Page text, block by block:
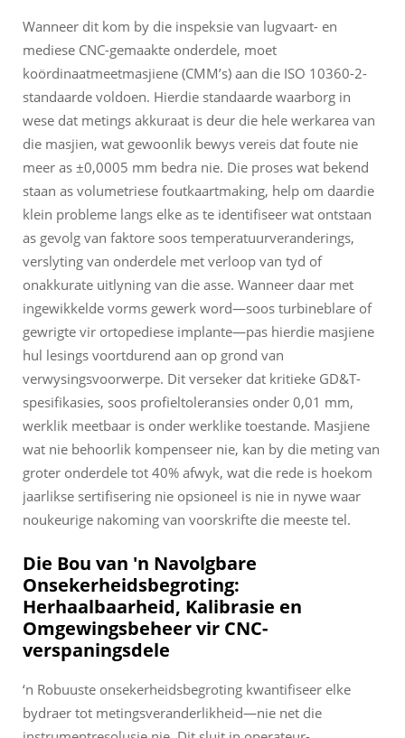
Wanneer dit kom by die inspeksie van lugvaart- en
mediese CNC-gemaakte onderdele, moet
koördinaatmeetmasjiene (CMM’s) aan die ISO 10360-2-
standaarde voldoen. Hierdie standaarde waarborg in
wese dat metings akkuraat is deur die hele werkarea van
die masjien, wat gewoonlik bewys vereis dat foute nie
meer as ±0,0005 mm bedra nie. Die proses wat bekend
staan as volumetriese foutkaartmaking, help om daardie
klein probleme langs elke as te identifiseer wat ontstaan
as gevolg van faktore soos temperatuurveranderings,
verslyting van onderdele met verloop van tyd of
onakkurate uitlyning van die asse. Wanneer daar met
ingewikkelde vorms gewerk word—soos turbineblare of
gewrigte vir ortopediese implante—pas hierdie masjiene
hul lesings voortdurend aan op grond van
verwysingsvoorwerpe. Dit verseker dat kritieke GD&T-
spesifikasies, soos profieltoleransies onder 0,01 mm,
werklik meetbaar is onder werklike toestande. Masjiene
wat nie behoorlik kompenseer nie, kan by die meting van
groter onderdele tot 40% afwyk, wat die rede is hoekom
jaarlikse sertifisering nie opsioneel is nie in nywe waar
noukeurige nakoming van voorskrifte die meeste tel.
Die Bou van 'n Navolgbare
Onsekerheidsbegroting:
Herhaalbaarheid, Kalibrasie en
Omgewingsbeheer vir CNC-
verspaningsdele
‘n Robuuste onsekerheidsbegroting kwantifiseer elke
bydraer tot metingsveranderlikheid—nie net die